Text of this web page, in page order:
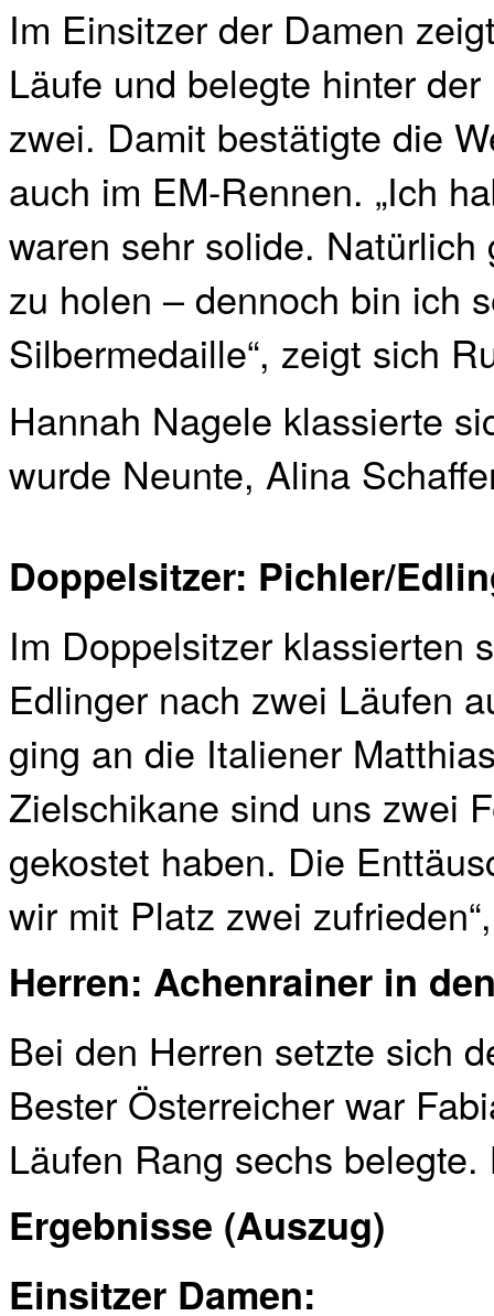
Im Einsitzer der Damen
Läufe und belegte hinter
zwei. Damit bestätigte die
auch im EM-Rennen. „Ich
waren sehr solide.
zu holen – dennoch bin ich
Silbermedaille“, zeigt sich
Hannah Nagele klassierte
wurde Neunte, Alina
Doppelsitzer: Pichler/
Im Doppelsitzer klassierten
Edlinger nach zwei Läufen
ging an die Italiener
Zielschikane sind uns zwei
gekostet haben. Die
wir mit Platz zwei
Herren: Achenrainer in
Bei den Herren setzte sich
Bester Österreicher war
Läufen Rang sechs
Ergebnisse (Auszug)
Einsitzer Damen: